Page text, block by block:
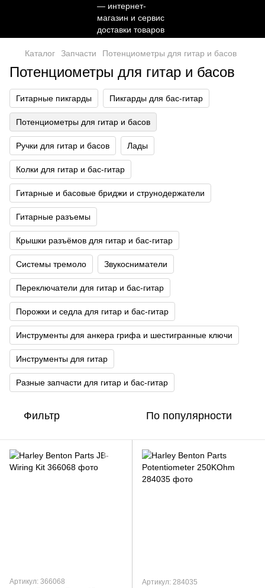
Каталог Запчасти Потенциометры для гитар и басов
Потенциометры для гитар и басов
Гитарные пикгарды Пикгарды для бас-гитар
Потенциометры для гитар и басов
Ручки для гитар и басов Лады
Колки для гитар и бас-гитар
Гитарные и басовые бриджи и струнодержатели
Гитарные разъемы
Крышки разъёмов для гитар и бас-гитар
Системы тремоло Звукосниматели
Переключатели для гитар и бас-гитар
Порожки и седла для гитар и бас-гитар
Инструменты для анкера грифа и шестигранные ключи
Инструменты для гитар
Разные запчасти для гитар и бас-гитар
Фильтр По популярности
Артикул: 366068 Артикул: 284035